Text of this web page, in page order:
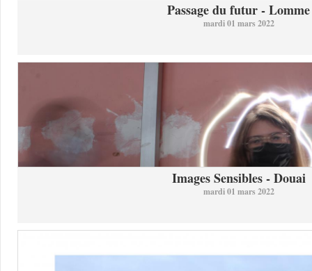
Passage du futur - Lomme
mardi 01 mars 2022
Images Sensibles - Douai
mardi 01 mars 2022